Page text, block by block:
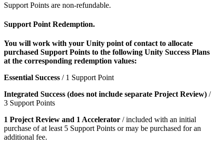
Support Points are non-refundable.
Support Point Redemption.
You will work with your Unity point of contact to allocate
purchased Support Points to the following Unity Success Plans
at the corresponding redemption values:
Essential Success / 1 Support Point
Integrated Success (does not include separate Project Review) /
3 Support Points
1 Project Review and 1 Accelerator / included with an initial
purchase of at least 5 Support Points or may be purchased for an
additional fee.